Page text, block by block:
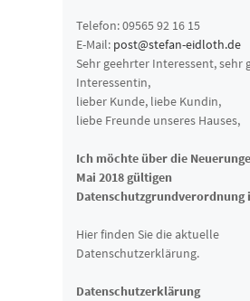
Telefon: 09565 92 16 15
E-Mail: post@stefan-eidloth.de
Sehr geehrter Interessent, sehr
Interessentin,
lieber Kunde, liebe Kundin,
liebe Freunde unseres Hauses,
Ich möchte über die
Mai 2018 gültigen
Hier finden Sie die aktuelle
Datenschutzerklärung.
Datenschutzerklärung